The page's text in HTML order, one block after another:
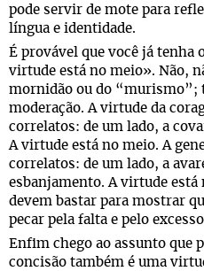
pode servir de mote para
língua e identidade.
É provável que você já tenha
virtude está no meio». Não,
mornidão ou do “murismo”;
moderação. A virtude da
correlatos: de um lado, a
A virtude está no meio. A
correlatos: de um lado, a
esbanjamento. A virtude está
devem bastar para mostrar
pecar pela falta e pelo
Enfim chego ao assunto que
concisão também é uma